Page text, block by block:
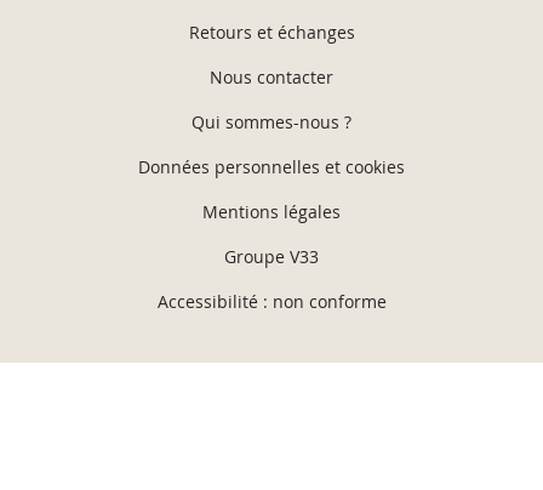
Retours et échanges
Nous contacter
Qui sommes-nous ?
Données personnelles et cookies
Mentions légales
Groupe V33
Accessibilité : non conforme